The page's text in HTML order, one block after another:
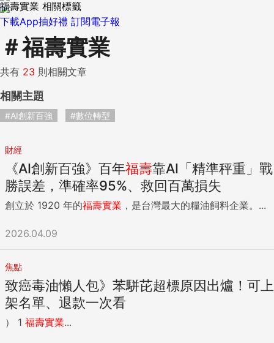
下載App抽好禮 訂閱電子報
福壽實業 相關標籤
＃福壽實業
共有 23 則相關文章
相關主題
#AI創新百強 #數位轉型
財經
《AI創新百強》百年福壽靠AI「精準秤重」戰
勝誤差，準確率95%、救回百萬損失
創立於 1920 年的福壽實業 ，是台灣最大的糧油飼料企業。...
2026.04.09
焦點
致癌毒油懶人包》苯駢芘超標原因出爐！可上
架名單、退款一次看
） 1 福壽實業...